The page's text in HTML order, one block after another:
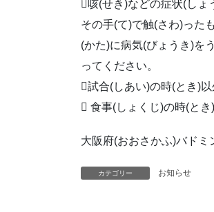
咳(せき)などの症状(しょ
その手(て)で触(さわ)った
(かた)に病気(びょうき)を
ってください。
試合(しあい)の時(とき)
 食事(しょくじ)の時(と
大阪府(おおさかふ)バド
カテゴリー お知らせ